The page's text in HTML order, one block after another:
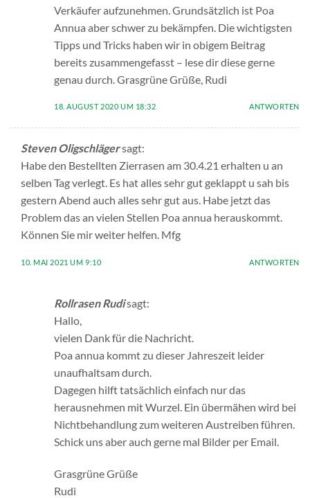
Verkäufer aufzunehmen. Grundsätzlich ist Poa
Annua aber schwer zu bekämpfen. Die wichtigsten
Tipps und Tricks haben wir in obigem Beitrag
bereits zusammengefasst – lese dir diese gerne
genau durch. Grasgrüne Grüße, Rudi
18. AUGUST 2020 UM 18:32 ANTWORTEN
Steven Oligschlägersagt:
Habe den Bestellten Zierrasen am 30.4.21 erhalten u an
selben Tag verlegt. Es hat alles sehr gut geklappt u sah bis
gestern Abend auch alles sehr gut aus. Habe jetzt das
Problem das an vielen Stellen Poa annua herauskommt.
Können Sie mir weiter helfen. Mfg
10. MAI 2021 UM 9:10 ANTWORTEN
Rollrasen Rudisagt:
Hallo,
vielen Dank für die Nachricht.
Poa annua kommt zu dieser Jahreszeit leider
unaufhaltsam durch.
Dagegen hilft tatsächlich einfach nur das
herausnehmen mit Wurzel. Ein übermähen wird bei
Nichtbehandlung zum weiteren Austreiben führen.
Schick uns aber auch gerne mal Bilder per Email.
Grasgrüne Grüße
Rudi